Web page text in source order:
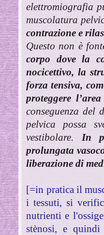
elettromiografia
muscolatura
contrazione e
Questo non è
corpo dove la
nocicettivo, la
forza tensiva,
proteggere
conseguenza del
pelvica possa
vestibolare. In
prolungata
liberazione di
[=in pratica il
i tessuti, si
nutrienti e
stènosi, e